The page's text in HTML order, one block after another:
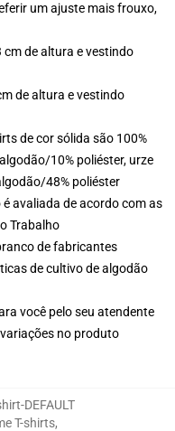
um ajuste mais frouxo,
de altura e vestindo
de altura e vestindo
de cor sólida são 100%
10% poliéster, urze
48% poliéster
avaliada de acordo com as
Trabalho
de fabricantes
de cultivo de algodão
você pelo seu atendente
no produto
DEFAULT
T-shirts,